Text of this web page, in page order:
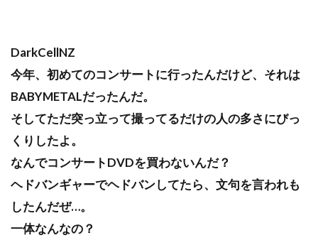
DarkCellNZ
今年、初めてのコンサートに行ったんだけど、それは
BABYMETALだったんだ。
そしてただ突っ立って撮ってるだけの人の多さにびっ
くりしたよ。
なんでコンサートDVDを買わないんだ？
ヘドバンギャーでヘドバンしてたら、文句を言われも
したんだぜ…。
一体なんなの？